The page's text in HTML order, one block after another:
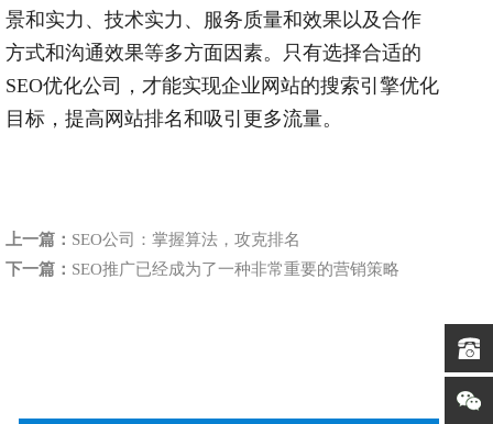
景和实力、技术实力、服务质量和效果以及合作
方式和沟通效果等多方面因素。只有选择合适的
SEO优化公司，才能实现企业网站的搜索引擎优化
目标，提高网站排名和吸引更多流量。
上一篇： SEO公司：掌握算法，攻克排名
下一篇： SEO推广已经成为了一种非常重要的营销策略